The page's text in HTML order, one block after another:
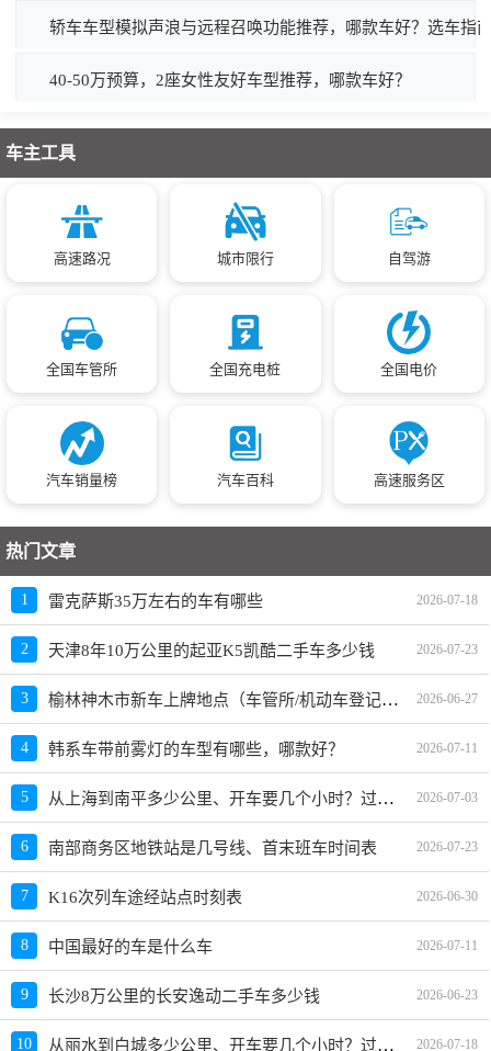
轿车车型模拟声浪与远程召唤功能推荐，哪款车好？选车指
40-50万预算，2座女性友好车型推荐，哪款车好？
车主工具
高速路况 城市限行 自驾游
全国车管所 全国充电桩 全国电价
汽车销量榜 汽车百科 高速服务区
热门文章
1 雷克萨斯35万左右的车有哪些 2026-07-18
2 天津8年10万公里的起亚K5凯酷二手车多少钱 2026-07-23
3 榆林神木市新车上牌地点（车管所/机动车登记服务站）、上班时间、电话 2026-06-27
4 韩系车带前雾灯的车型有哪些，哪款好？ 2026-07-11
5 从上海到南平多少公里、开车要几个小时？过路费、油费等 2026-07-03
6 南部商务区地铁站是几号线、首末班车时间表 2026-07-23
7 K16次列车途经站点时刻表 2026-06-30
8 中国最好的车是什么车 2026-07-11
9 长沙8万公里的长安逸动二手车多少钱 2026-06-23
10 从丽水到白城多少公里、开车要几个小时？过路费、油费等 2026-07-18